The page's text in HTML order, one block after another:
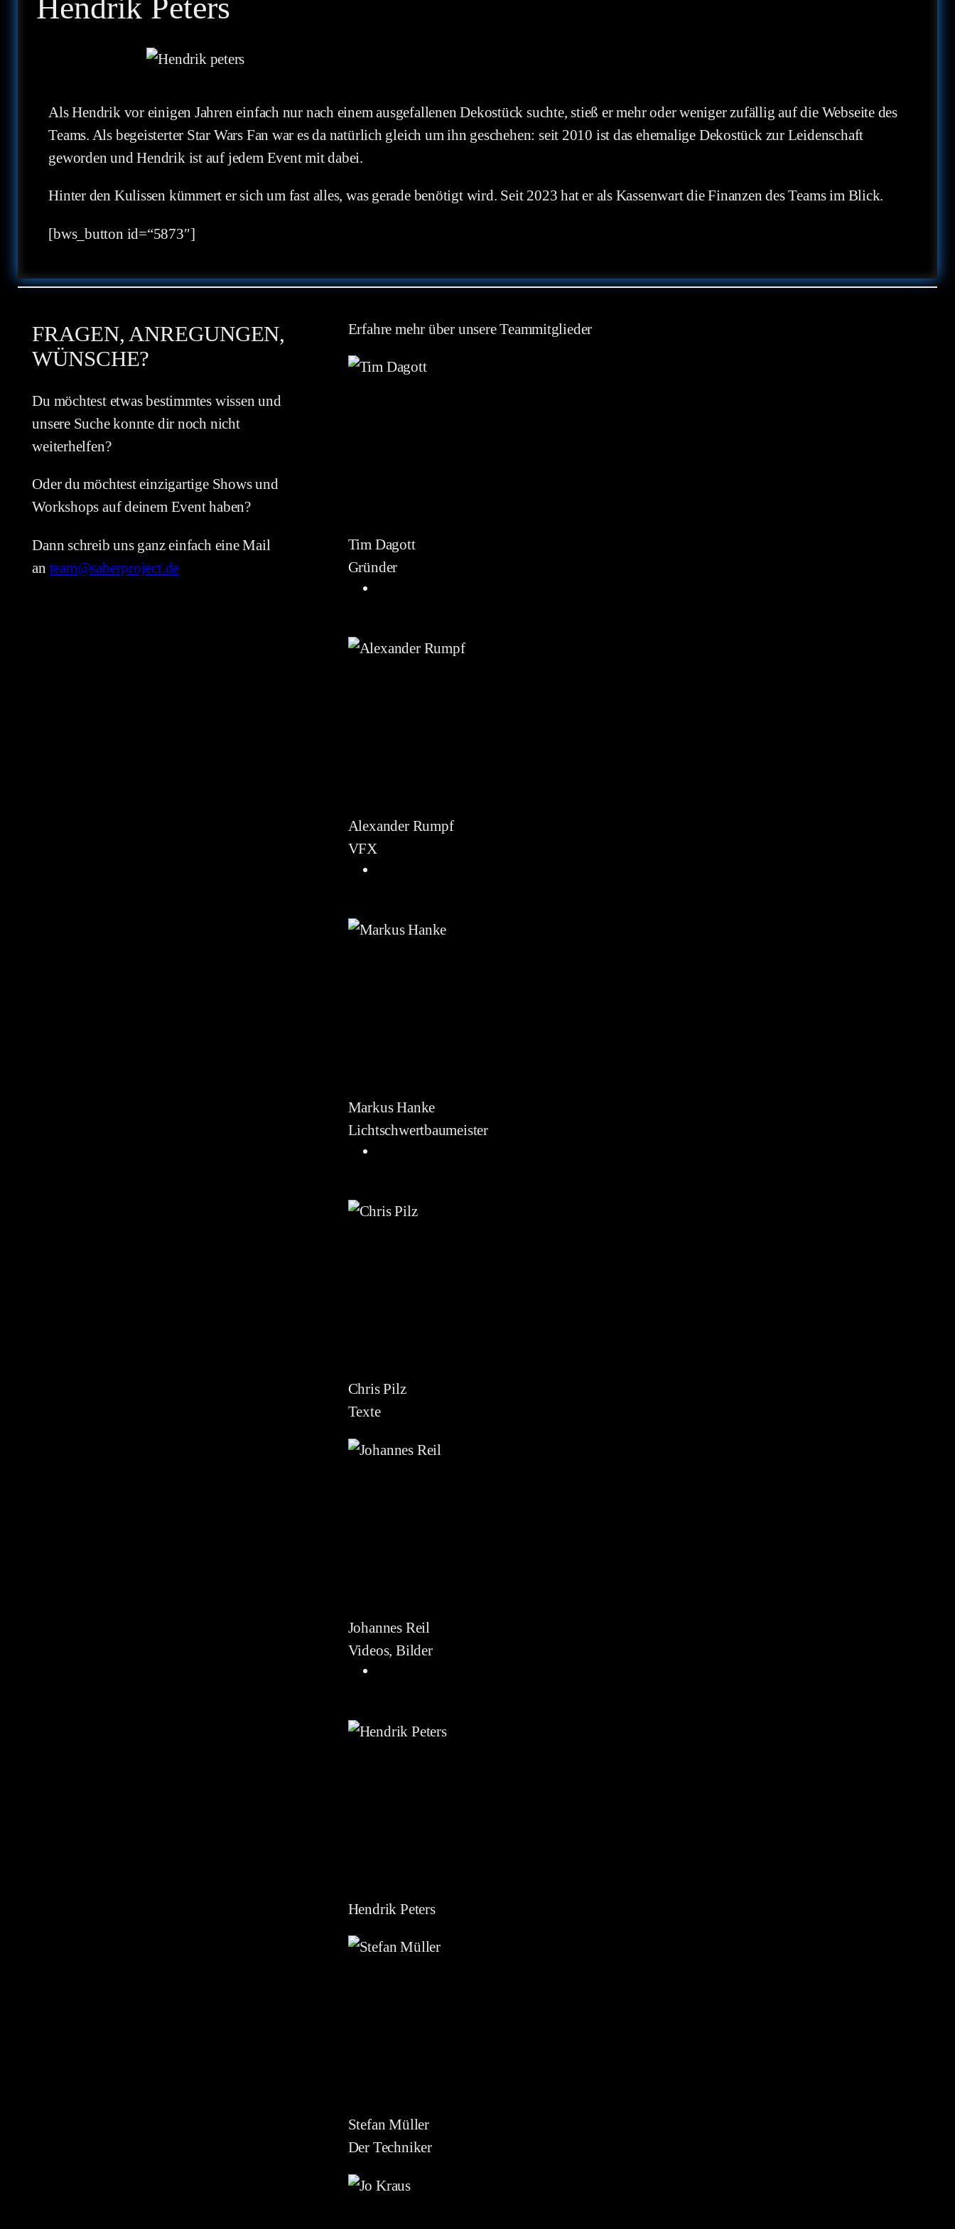
Hendrik Peters
Als Hendrik vor einigen Jahren einfach nur nach einem ausgefallenen Dekostück suchte, stieß er mehr oder weniger zufällig auf die Webseite des
Teams. Als begeisterter Star Wars Fan war es da natürlich gleich um ihn geschehen: seit 2010 ist das ehemalige Dekostück zur Leidenschaft
geworden und Hendrik ist auf jedem Event mit dabei.
Hinter den Kulissen kümmert er sich um fast alles, was gerade benötigt wird. Seit 2023 hat er als Kassenwart die Finanzen des Teams im Blick.
[bws_button id=“5873″]
FRAGEN, ANREGUNGEN,
WÜNSCHE?
Du möchtest etwas bestimmtes wissen und
unsere Suche konnte dir noch nicht
weiterhelfen?
Oder du möchtest einzigartige Shows und
Workshops auf deinem Event haben?
Dann schreib uns ganz einfach eine Mail
an team@saberproject.de
Erfahre mehr über unsere Teammitglieder
Tim Dagott
Gründer
Alexander Rumpf
VFX
Markus Hanke
Lichtschwertbaumeister
Chris Pilz
Texte
Johannes Reil
Videos, Bilder
Hendrik Peters
Stefan Müller
Der Techniker